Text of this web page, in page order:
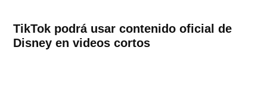
TikTok podrá usar contenido oficial de
Disney en videos cortos